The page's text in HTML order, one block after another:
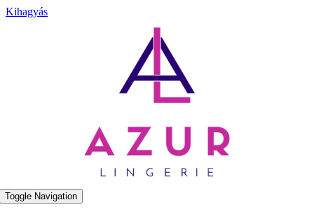
Kihagyás
Toggle Navigation